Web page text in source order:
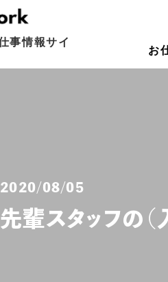
事情報サイ
お
2020/08/05
先輩スタッフの